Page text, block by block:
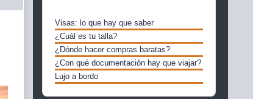
Visas: lo que hay que saber
¿Cuál es tu talla?
¿Dónde hacer compras baratas?
¿Con qué documentación hay que viajar?
Lujo a bordo